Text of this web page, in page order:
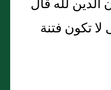
تكون فتنة